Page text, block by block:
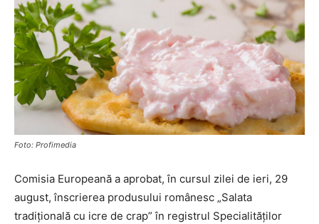
Foto: Profimedia
Comisia Europeană a aprobat, în cursul zilei de ieri, 29
august, înscrierea produsului românesc „Salata
tradiţională cu icre de crap” în registrul Specialităţilor